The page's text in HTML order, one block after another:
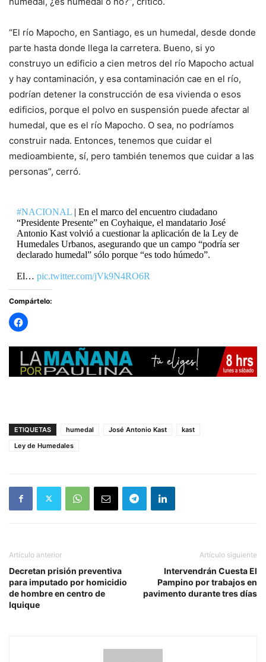
“El río Mapocho, en Santiago, es un humedal, desde donde
parte hasta donde llega la carretera. Bueno, si yo
construyo un edificio a cien metros del río Mapocho actual
y hay contaminación, y esa contaminación cae en el río,
podrían detener la construcción de esa vivienda o esos
edificios, porque el polvo en suspensión puede afectar al
humedal, que es el río Mapocho. O sea, no podríamos
construir nada. Entonces, tenemos que cuidar el
medioambiente, sí, pero también tenemos que cuidar a las
personas”, cerró.
#NACIONAL| En el marco del encuentro ciudadano
“Presidente Presente” en Coyhaique, el mandatario José
Antonio Kast volvió a cuestionar la aplicación de la Ley de
Humedales Urbanos, asegurando que un campo “podría ser
declarado humedal” sólo porque “es todo húmedo”.
El… pic.twitter.com/jVk9N4RO6R
— RADIO PAULINA (@radiopaulina)
Compártelo:
ETIQUETAS humedal José Antonio Kast
kast
Ley de Humedales
Artículo anterior
Decretan prisión preventiva
para imputado por homicidio
de hombre en centro de
Iquique
Artículo siguiente
Intervendrán Cuesta El
Pampino por trabajos en
pavimento durante tres días